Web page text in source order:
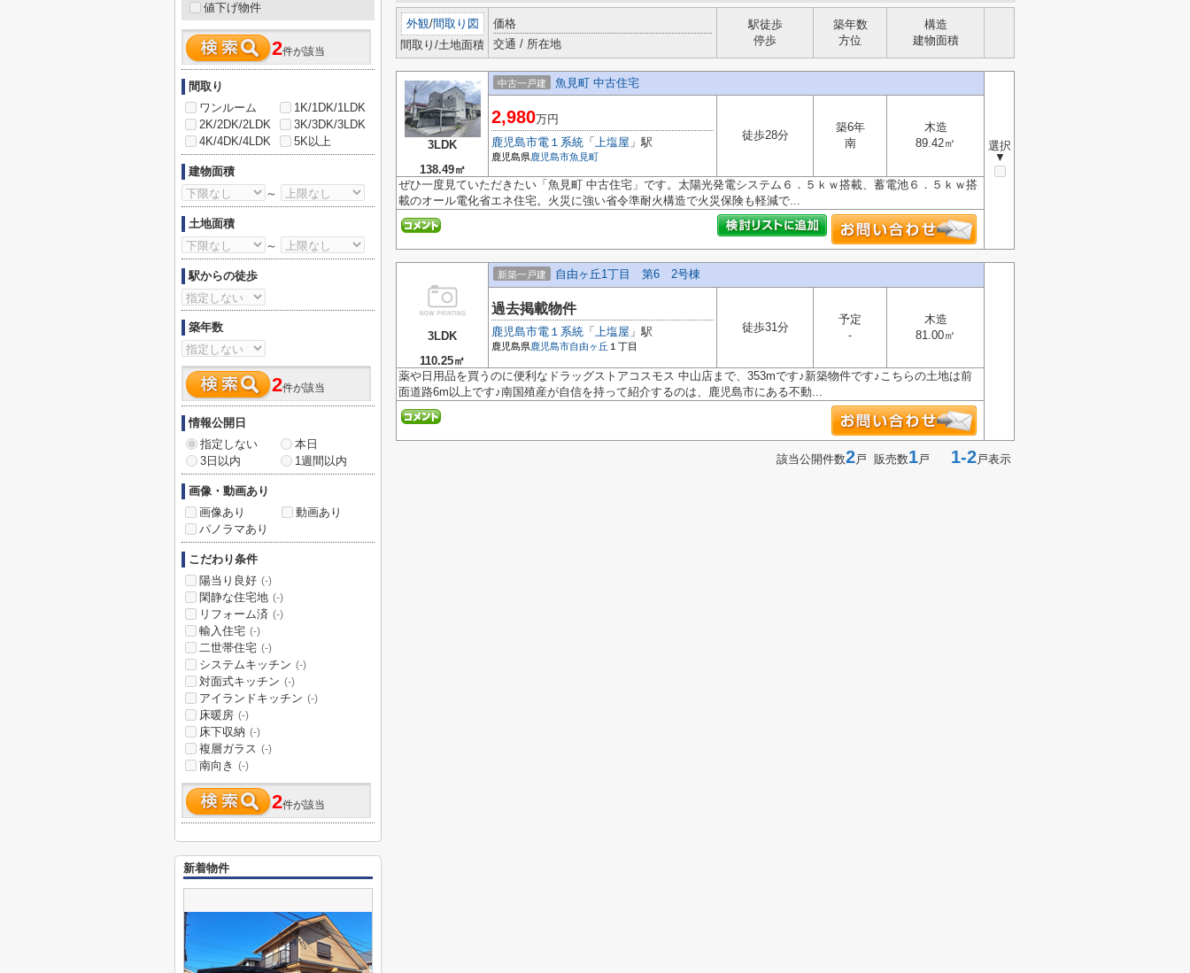
外観/間取り図
間取り/土地面積
価格
交通 / 所在地
駅徒歩
停歩
築年数
方位
構造
建物面積
3LDK
138.49㎡
中古一戸建 魚見町 中古住宅
選択
▼
2,980万円
鹿児島市電１系統 「 上塩屋 」駅
鹿児島県鹿児島市魚見町
徒歩28分
築6年
南
木造
89.42㎡
ぜひ一度見ていただきたい「魚見町 中古住宅」です。太陽光発電システム６．５ｋｗ搭載、蓄電池６．５ｋｗ搭
載のオール電化省エネ住宅。火災に強い省令準耐火構造で火災保険も軽減で...
3LDK
110.25㎡
新築一戸建 自由ヶ丘1丁目 第6 2号棟
過去掲載物件
鹿児島市電１系統 「 上塩屋 」駅
鹿児島県鹿児島市自由ヶ丘 １丁目
徒歩31分
予定
-
木造
81.00㎡
薬や日用品を買うのに便利なドラッグストアコスモス 中山店まで、353mです♪新築物件です♪こちらの土地は前
面道路6m以上です♪南国殖産が自信を持って紹介するのは、鹿児島市にある不動...
該当公開件数2戸 販売数1戸 1-2戸表示
値下げ物件
2件が該当
間取り
ワンルーム
1K/1DK/1LDK
2K/2DK/2LDK
3K/3DK/3LDK
4K/4DK/4LDK
5K以上
建物面積
～
土地面積
～
駅からの徒歩
築年数
2件が該当
情報公開日
指定しない
本日
3日以内
1週間以内
画像・動画あり
画像あり
動画あり
パノラマあり
こだわり条件
陽当り良好 (-)
閑静な住宅地 (-)
リフォーム済 (-)
輸入住宅 (-)
二世帯住宅 (-)
システムキッチン (-)
対面式キッチン (-)
アイランドキッチン (-)
床暖房 (-)
床下収納 (-)
複層ガラス (-)
南向き (-)
2件が該当
新着物件